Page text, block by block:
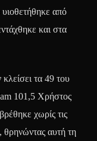
από
και στα
τα 49 του
101,5 Χρήστος
χωρίς τις
θρηνώντας αυτή τη